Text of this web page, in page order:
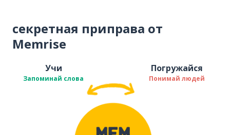
секретная приправа от
Memrise
Учи
Запоминай слова
Погружайся
Понимай людей